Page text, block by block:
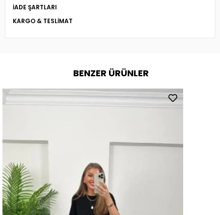
İADE ŞARTLARI
KARGO & TESLIMAT
BENZER ÜRÜNLER